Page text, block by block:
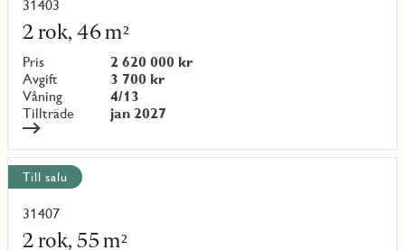
31403
2 rok, 46 m²
Pris
2 620 000 kr
Avgift
3 700 kr
Våning
4/13
Tillträde
jan 2027
Läs
mer
om
objekt
{objectNumber}
Till salu
31407
2 rok, 55 m²
Läs
mer